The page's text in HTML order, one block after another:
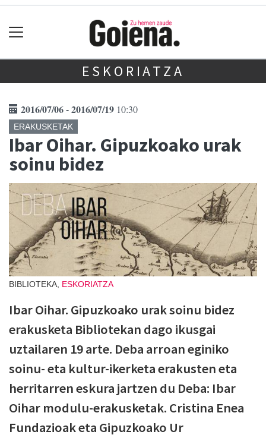
ESKORIATZA
2016/07/06 - 2016/07/19 10:30
ERAKUSKETAK
Ibar Oihar. Gipuzkoako urak
soinu bidez
BIBLIOTEKA, ESKORIATZA
Ibar Oihar. Gipuzkoako urak soinu bidez
erakusketa Bibliotekan dago ikusgai
uztailaren 19 arte. Deba arroan eginiko
soinu- eta kultur-ikerketa erakusten eta
herritarren eskura jartzen du Deba: Ibar
Oihar modulu-erakusketak. Cristina Enea
Fundazioak eta Gipuzkoako Ur